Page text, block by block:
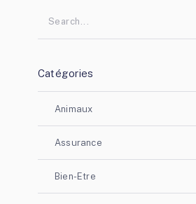
Catégories
Animaux
Assurance
Bien-Etre